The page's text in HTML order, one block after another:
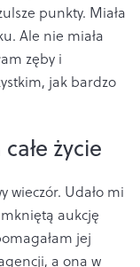
punkty. Miała
Ale nie miała
zęby i
jak bardzo
życie
wieczór. Udało mi
aukcję
jej
a ona w